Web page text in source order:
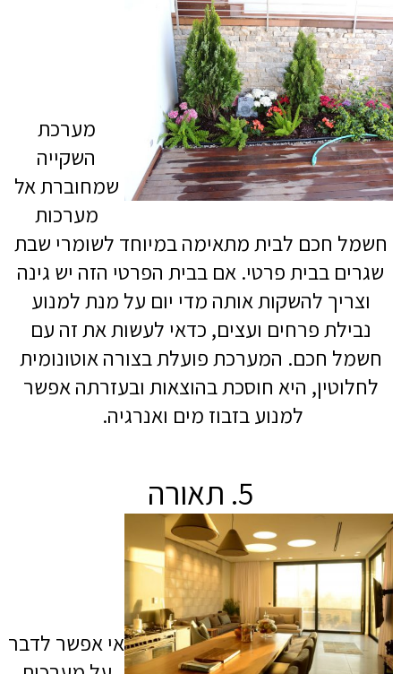
מערכת
השקייה
שמחוברת אל
מערכות
חשמל חכם לבית מתאימה במיוחד לשומרי שבת
שגרים בבית פרטי. אם בבית הפרטי הזה יש גינה
וצריך להשקות אותה מדי יום על מנת למנוע
נבילת פרחים ועצים, כדאי לעשות את זה עם
חשמל חכם. המערכת פועלת בצורה אוטונומית
לחלוטין, היא חוסכת בהוצאות ובעזרתה אפשר
למנוע בזבוז מים ואנרגיה.
5. תאורה
אי אפשר לדבר